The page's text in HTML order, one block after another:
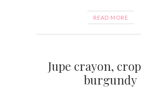
READ MORE
Jupe crayon,
burgundy